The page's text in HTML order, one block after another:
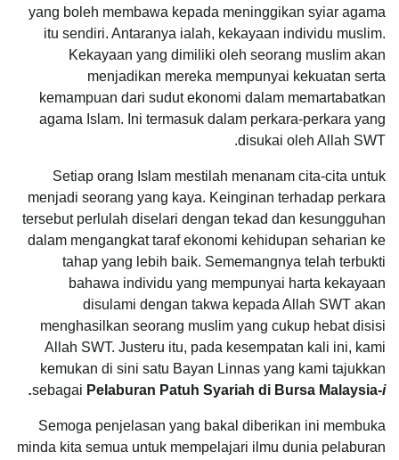
yang boleh membawa kepada meninggikan syiar agama
itu sendiri. Antaranya ialah, kekayaan individu muslim.
Kekayaan yang dimiliki oleh seorang muslim akan
menjadikan mereka mempunyai kekuatan serta
kemampuan dari sudut ekonomi dalam memartabatkan
agama Islam. Ini termasuk dalam perkara-perkara yang
disukai oleh Allah SWT.
Setiap orang Islam mestilah menanam cita-cita untuk
menjadi seorang yang kaya. Keinginan terhadap perkara
tersebut perlulah diselari dengan tekad dan kesungguhan
dalam mengangkat taraf ekonomi kehidupan seharian ke
tahap yang lebih baik. Sememangnya telah terbukti
bahawa individu yang mempunyai harta kekayaan
disulami dengan takwa kepada Allah SWT akan
menghasilkan seorang muslim yang cukup hebat disisi
Allah SWT. Justeru itu, pada kesempatan kali ini, kami
kemukan di sini satu Bayan Linnas yang kami tajukkan
sebagai Pelaburan Patuh Syariah di Bursa Malaysia-i.
Semoga penjelasan yang bakal diberikan ini membuka
minda kita semua untuk mempelajari ilmu dunia pelaburan